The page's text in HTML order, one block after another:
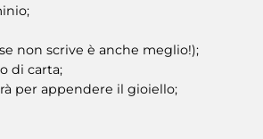
non scrive è anche meglio!);
di carta;
per appendere il gioiello;